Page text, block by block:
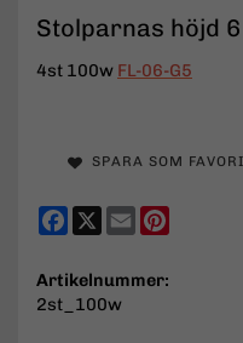
Stolparnas höjd
4st 100w FL-06-G5
SPARA SOM
Facebook
X Email
Artikelnummer:
2st_100w